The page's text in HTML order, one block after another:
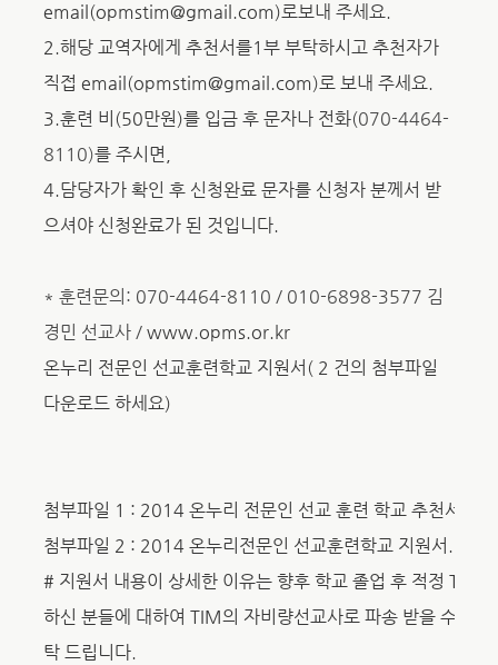
email (opmstim@gmail.com)로보내 주세요.
2.해당 교역자에게 추천서를1부 부탁하시고 추천자가
직접 email (opmstim@gmail.com)로 보내 주세요.
3.훈련 비(50만원)를 입금 후 문자나 전화(070-4464-
8110)를 주시면,
4.담당자가 확인 후 신청완료 문자를 신청자 분께서 받
으셔야 신청완료가 된 것입니다.
* 훈련문의: 070-4464-8110 / 010-6898-3577 김
경민 선교사 / www.opms.or.kr
온누리 전문인 선교훈련학교 지원서( 2 건의 첨부파일
다운로드 하세요)
첨부파일 1 : 2014 온누리 전문인 선교 훈련 학교 추천서
첨부파일 2 : 2014 온누리전문인 선교훈련학교 지원서.hwp
# 지원서 내용이 상세한 이유는 향후 학교 졸업 후 적정 TIM(
하신 분들에 대하여 TIM의 자비량선교사로 파송 받을 수 있
탁 드립니다.